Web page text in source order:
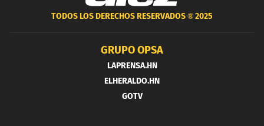
TODOS LOS DERECHOS RESERVADOS ®2025
GRUPO OPSA
LAPRENSA.HN
ELHERALDO.HN
GOTV